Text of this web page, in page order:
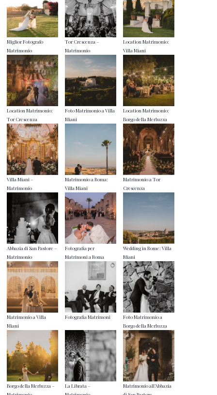
Miglior Fotografo
Matrimonio
Tor Crescenza –
Matrimonio
Location Matrimonio:
Villa Miani
Location Matrimonio:
Tor Crescenza
Foto Matrimonio a Villa
Miani
Location Matrimonio:
Borgo della Merluzza
Villa Miani –
Matrimonio
Matrimonio a Roma:
Villa Miani
Matrimonio a Tor
Crescenza
Abbazia di San Pastore –
Matrimonio
Fotografia per
Matrimoni a Roma
Wedding in Rome: Villa
Miani
Matrimonio a Villa
Miani
Fotografia Matrimoni
Foto Matrimonio a
Borgo della Merluzza
Borgo della Merluzza –
La Librata –
Matrimonio all’Abbazia